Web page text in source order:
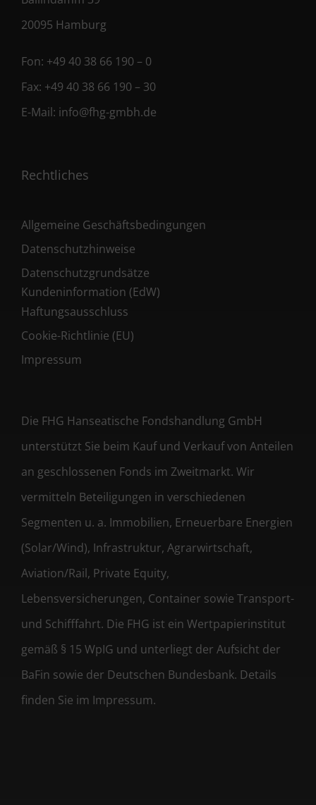
20095 Hamburg
Fon: +49 40 38 66 190 – 0
Fax: +49 40 38 66 190 – 30
E-Mail: info@fhg-gmbh.de
Rechtliches
Allgemeine Geschäftsbedingungen
Datenschutzhinweise
Datenschutzgrundsätze
Kundeninformation (EdW)
Haftungsausschluss
Cookie-Richtlinie (EU)
Impressum
Die FHG Hanseatische Fondshandlung GmbH
unterstützt Sie beim Kauf und Verkauf von Anteilen
an geschlossenen Fonds im Zweitmarkt. Wir
vermitteln Beteiligungen in verschiedenen
Segmenten u. a. Immobilien, Erneuerbare Energien
(Solar/Wind), Infrastruktur, Agrarwirtschaft,
Aviation/Rail, Private Equity,
Lebensversicherungen, Container sowie Transport-
und Schifffahrt. Die FHG ist ein Wertpapierinstitut
gemäß § 15 WpIG und unterliegt der Aufsicht der
BaFin sowie der Deutschen Bundesbank. Details
finden Sie im Impressum.